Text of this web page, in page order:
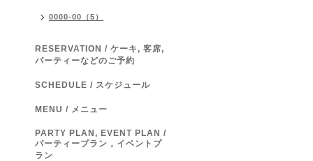
0000-00（5）
RESERVATION / ケーキ, 客席,
パーティーなどのご予約
SCHEDULE / スケジュール
MENU / メニュー
PARTY PLAN, EVENT PLAN /
パーティープラン，イベントプ
ラン